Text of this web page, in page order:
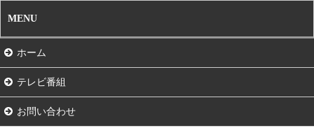
MENU
ホーム
テレビ番組
お問い合わせ